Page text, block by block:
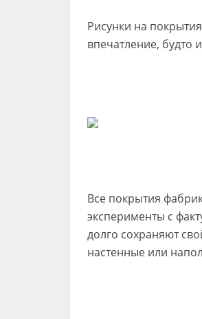
Рисунки на
впечатление, будто
Все покрытия
эксперименты с
долго сохраняют
настенные или